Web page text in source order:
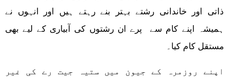
ذاتی اور خاندانی رشتے بہتر بنے رہتے ہیں اور انہوں نے
ہمیشہ اپنے کام سے پرے ان رشتوں کی آبیاری کے لیے بھی
مستقل کام کیا۔
اپنے روزمرہ کے جیون میں ستیہ جیت رے کی غیر